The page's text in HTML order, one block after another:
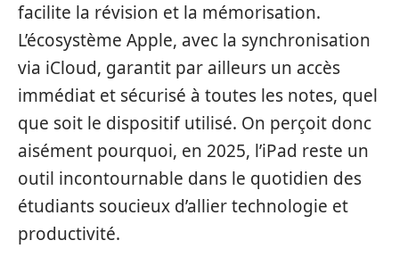
facilite la révision et la mémorisation.
L’écosystème Apple, avec la synchronisation
via iCloud, garantit par ailleurs un accès
immédiat et sécurisé à toutes les notes, quel
que soit le dispositif utilisé. On perçoit donc
aisément pourquoi, en 2025, l’iPad reste un
outil incontournable dans le quotidien des
étudiants soucieux d’allier technologie et
productivité.